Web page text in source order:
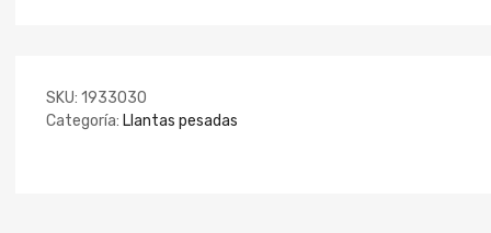
SKU: 1933030
Categoría: Llantas pesadas